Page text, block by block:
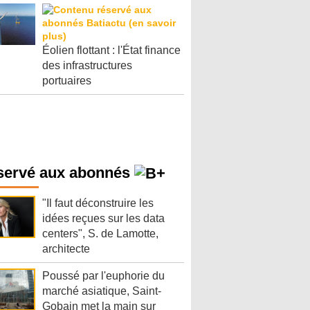
Éolien flottant : l'État finance
des infrastructures
portuaires
aux abonnés
"Il faut déconstruire les
idées reçues sur les data
centers", S. de Lamotte,
architecte
Poussé par l'euphorie du
marché asiatique, Saint-
Gobain met la main sur